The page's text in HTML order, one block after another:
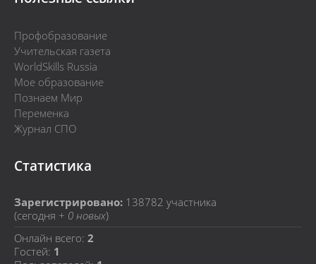
Профобразование
Учительская газета
WorldSkills Russia
Мое образование
Познаем Мир
Переменка
Журнал СПО
Статистика
Зарегистрировано: 138782 участника
(сегодня + 0 новых)
Онлайн всего: 2
Гостей: 1